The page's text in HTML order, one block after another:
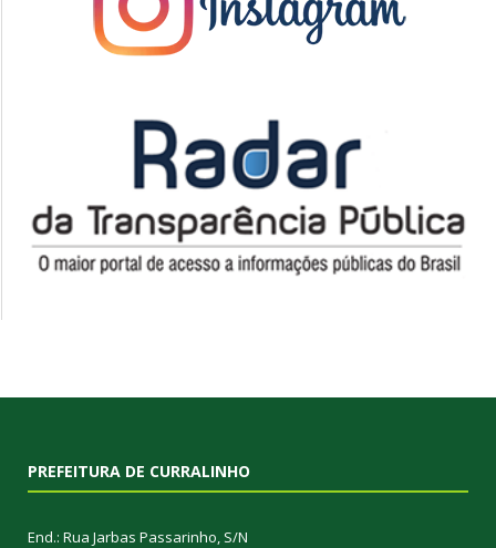
PREFEITURA DE CURRALINHO
End.: Rua Jarbas Passarinho, S/N